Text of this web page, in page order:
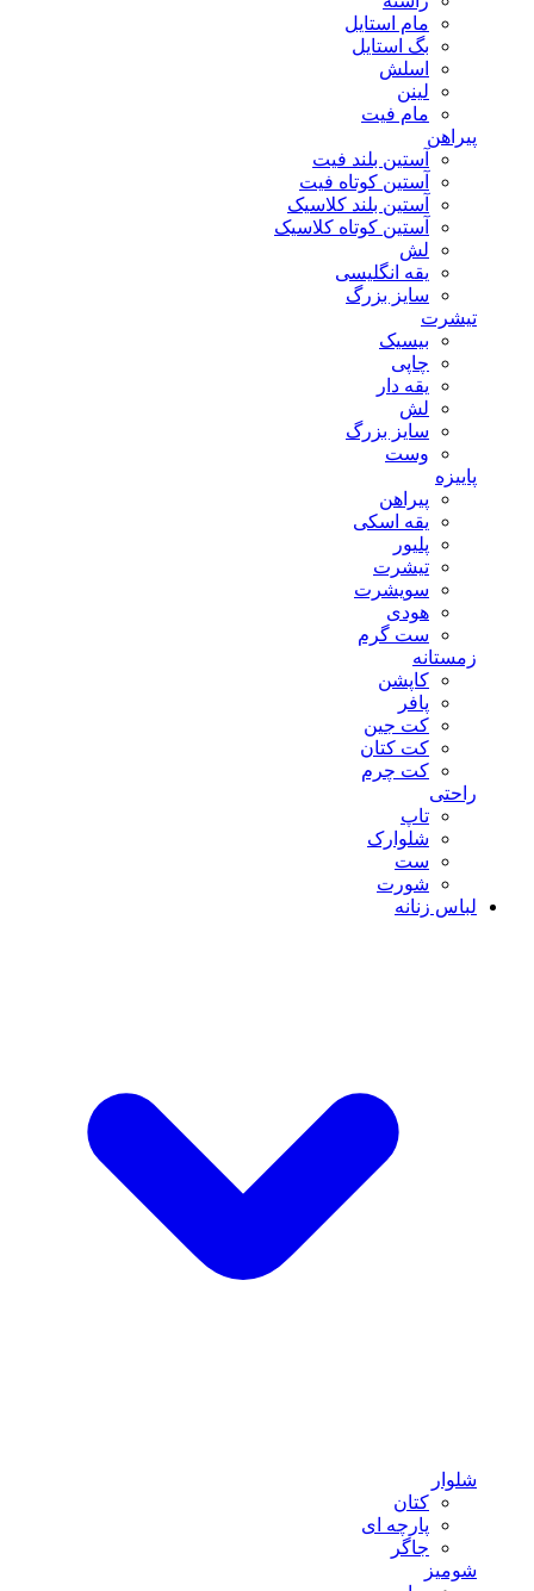
مام استایل
بگ استایل
اسلش
لینن
مام فیت
پیراهن
آستین بلند فیت
آستین کوتاه فیت
آستین بلند کلاسیک
آستین کوتاه کلاسیک
لش
یقه انگلیسی
سایز بزرگ
تیشرت
بیسیک
چاپی
یقه دار
لش
سایز بزرگ
وست
پاییزه
پیراهن
یقه اسکی
پلیور
تیشرت
سویشرت
هودی
ست گرم
زمستانه
کاپشن
پافر
کت جین
کت کتان
کت چرم
راحتی
تاپ
شلوارک
ست
شورت
لباس زنانه
شلوار
کتان
پارچه ای
جاگر
شومیز